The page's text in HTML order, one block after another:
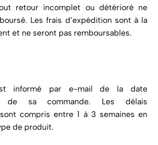
retour incomplet ou détérioré ne
Les frais d’expédition sont à la
et ne seront pas remboursables.
informé par e-mail de la date
de sa commande. Les délais
compris entre 1 à 3 semaines en
de produit.